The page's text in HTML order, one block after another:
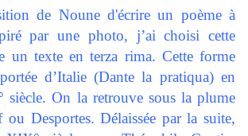
de Noune d'écrire un poème à
par une photo, j’ai choisi cette
un texte en terza rima. Cette forme
d’Italie (Dante la pratiqua) en
siècle. On la retrouve sous la plume
Desportes. Délaissée par la suite,